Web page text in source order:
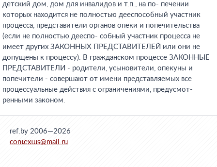
детский дом, дом для инвалидов и т.п., на по- печении
которых находится не полностью дееспособный участник
процесса, представители органов опеки и попечительства
(если не полностью дееспо- собный участник процесса не
имеет других ЗАКОННЫХ ПРЕДСТАВИТЕЛЕЙ или они не
допущены к процессу). В гражданском процессе ЗАКОННЫЕ
ПРЕДСТАВИТЕЛИ - родители, усыновители, опекуны и
попечители - совершают от имени представляемых все
процессуальные действия с ограничениями, предусмот-
ренными законом.
ref.by 2006—2026
contextus@mail.ru